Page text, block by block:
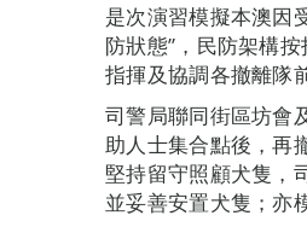
是次演習模擬本澳因
防狀態”，民防架構
指揮及協調各撤離隊
司警局聯同街區坊會
助人士集合點後，再
堅持留守照顧犬隻，
並妥善安置犬隻；亦